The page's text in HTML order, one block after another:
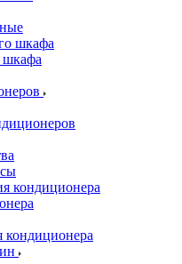
шкафа
шкафа
кондиционера